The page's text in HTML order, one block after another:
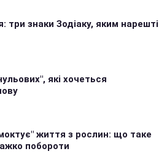
три знаки Зодіаку, яким нарешті
які хочеться
життя з рослин: що таке
побороти